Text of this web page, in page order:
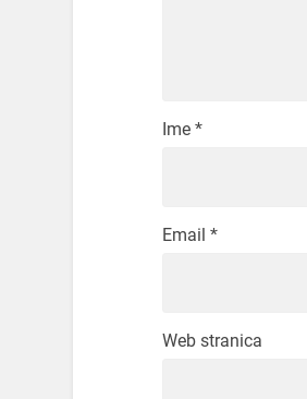
Ime *
Email *
Web stranica